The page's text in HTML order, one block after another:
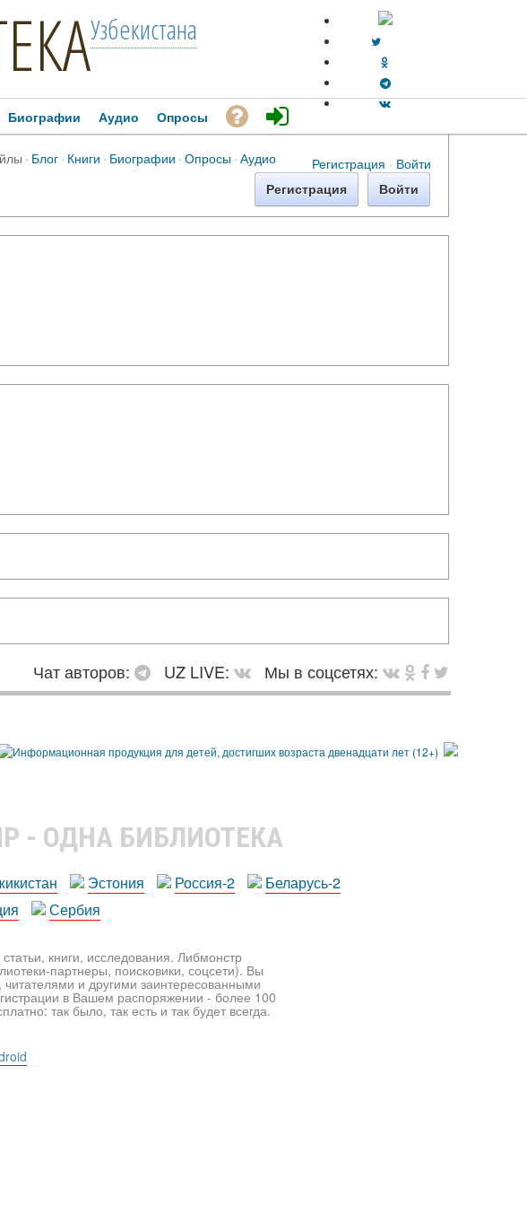
Узбекистана
Регистрация · Войти
Биографии Аудио Опросы
· Блог· Книги · Биографии ·Опросы·Аудио
Регистрация Войти
Чат авторов: UZ LIVE:
Мы в соцсетях:
- ОДНА БИБЛИОТЕКА
Эстония Россия-2
Беларусь-2
Сербия
книги, исследования. Либмонстр
партнеры, поисковики, соцсети). Вы
и другими заинтересованными
в Вашем распоряжении - более 100
так было, так есть и так будет всегда.